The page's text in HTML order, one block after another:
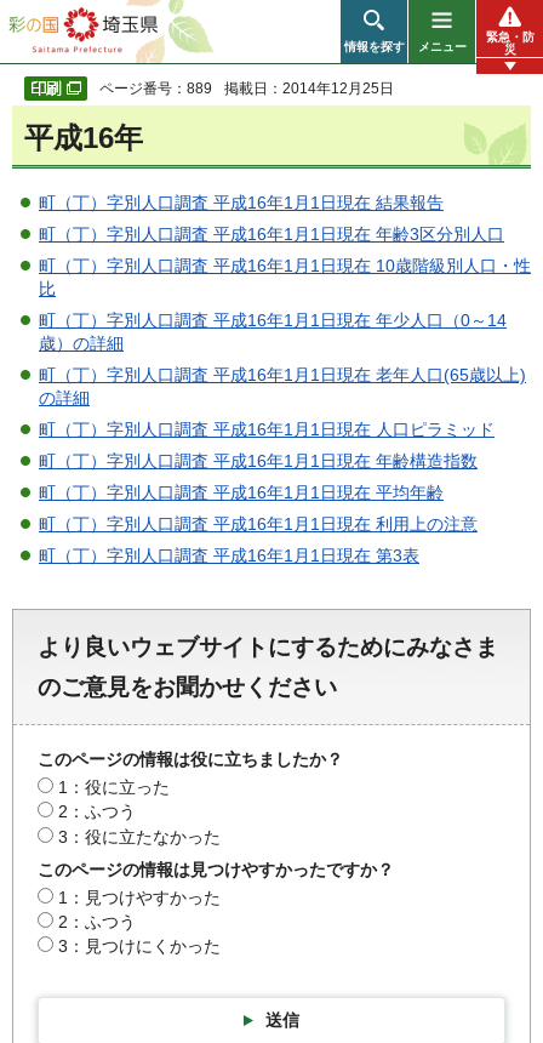
彩の国 埼玉県
情報を探す メニュー
緊急・防
災
ページ番号：889 掲載日：2014年12月25日
平成16年
町（丁）字別人口調査 平成16年1月1日現在 結果報告
町（丁）字別人口調査 平成16年1月1日現在 年齢3区分別人口
町（丁）字別人口調査 平成16年1月1日現在 10歳階級別人口・性
比
町（丁）字別人口調査 平成16年1月1日現在 年少人口（0～14
歳）の詳細
町（丁）字別人口調査 平成16年1月1日現在 老年人口(65歳以上)
の詳細
町（丁）字別人口調査 平成16年1月1日現在 人口ピラミッド
町（丁）字別人口調査 平成16年1月1日現在 年齢構造指数
町（丁）字別人口調査 平成16年1月1日現在 平均年齢
町（丁）字別人口調査 平成16年1月1日現在 利用上の注意
町（丁）字別人口調査 平成16年1月1日現在 第3表
より良いウェブサイトにするためにみなさま
のご意見をお聞かせください
このページの情報は役に立ちましたか？
1：役に立った
2：ふつう
3：役に立たなかった
このページの情報は見つけやすかったですか？
1：見つけやすかった
2：ふつう
3：見つけにくかった
送信